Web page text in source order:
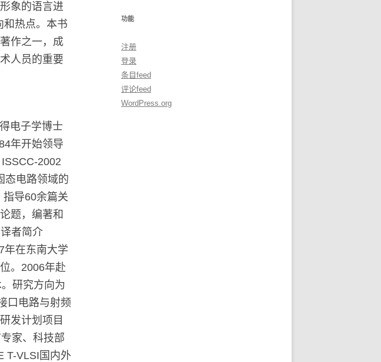
象的语言进
和热点。本书
作之一，成
人员的重要
电子学博士
年开始领导
2002
态电路领域的
导60余篇关
题，编著和
者简介
年在东南大学
。2006年赴
研究方向为
口电路与射频
发计划项目
家、科技部
T-VLSI国内外
功能
注册
登录
条目feed
评论feed
WordPress.org